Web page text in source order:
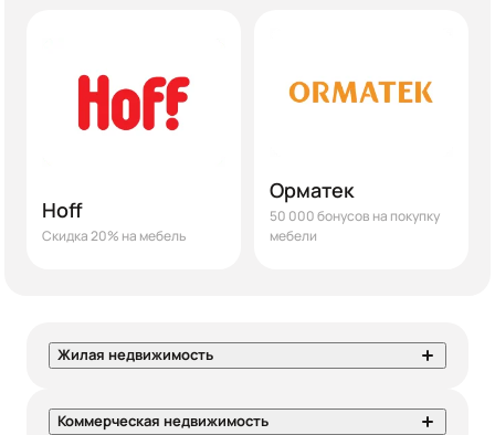
Hoff
Скидка 20% на мебель
Орматек
50 000 бонусов на покупку
мебели
Жилая недвижимость
Коммерческая недвижимость